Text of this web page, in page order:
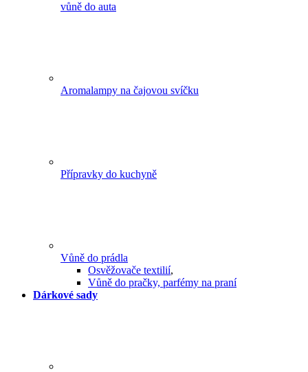
vůně do auta
Aromalampy na čajovou svíčku
Přípravky do kuchyně
Vůně do prádla
Osvěžovače textilií,
Vůně do pračky, parfémy na praní
Dárkové sady